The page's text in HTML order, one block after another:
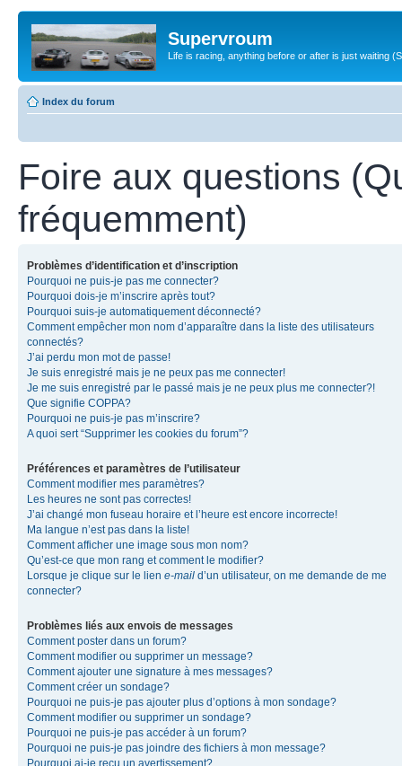
Supervroum
Life is racing, anything before or after is just waiting
Index du forum
Foire aux questions
fréquemment)
Problèmes d’identification et d’inscription
Pourquoi ne puis-je pas me connecter?
Pourquoi dois-je m’inscrire après tout?
Pourquoi suis-je automatiquement déconnecté?
Comment empêcher mon nom d’apparaître dans la liste des utilisateurs
connectés?
J’ai perdu mon mot de passe!
Je suis enregistré mais je ne peux pas me connecter!
Je me suis enregistré par le passé mais je ne peux plus me connecter?!
Que signifie COPPA?
Pourquoi ne puis-je pas m’inscrire?
A quoi sert “Supprimer les cookies du forum”?
Préférences et paramètres de l’utilisateur
Comment modifier mes paramètres?
Les heures ne sont pas correctes!
J’ai changé mon fuseau horaire et l’heure est encore incorrecte!
Ma langue n’est pas dans la liste!
Comment afficher une image sous mon nom?
Qu’est-ce que mon rang et comment le modifier?
Lorsque je clique sur le lien e-mail d’un utilisateur, on me demande de me
connecter?
Problèmes liés aux envois de messages
Comment poster dans un forum?
Comment modifier ou supprimer un message?
Comment ajouter une signature à mes messages?
Comment créer un sondage?
Pourquoi ne puis-je pas ajouter plus d’options à mon sondage?
Comment modifier ou supprimer un sondage?
Pourquoi ne puis-je pas accéder à un forum?
Pourquoi ne puis-je pas joindre des fichiers à mon message?
Pourquoi ai-je reçu un avertissement?